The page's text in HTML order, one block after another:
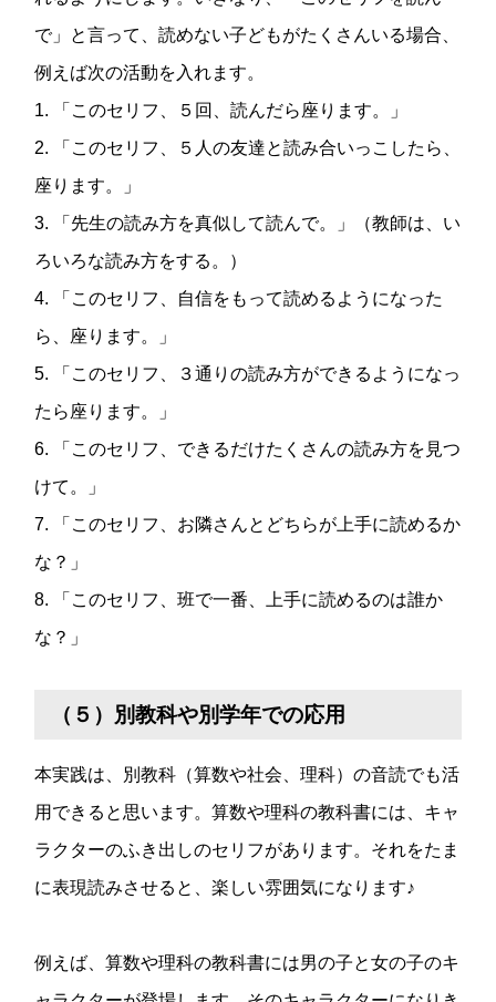
で」と言って、読めない子どもがたくさんいる場合、
例えば次の活動を入れます。
1. 「このセリフ、５回、読んだら座ります。」
2. 「このセリフ、５人の友達と読み合いっこしたら、
座ります。」
3. 「先生の読み方を真似して読んで。」（教師は、い
ろいろな読み方をする。）
4. 「このセリフ、自信をもって読めるようになった
ら、座ります。」
5. 「このセリフ、３通りの読み方ができるようになっ
たら座ります。」
6. 「このセリフ、できるだけたくさんの読み方を見つ
けて。」
7. 「このセリフ、お隣さんとどちらが上手に読めるか
な？」
8. 「このセリフ、班で一番、上手に読めるのは誰か
な？」
（５）別教科や別学年での応用
本実践は、別教科（算数や社会、理科）の音読でも活
用できると思います。算数や理科の教科書には、キャ
ラクターのふき出しのセリフがあります。それをたま
に表現読みさせると、楽しい雰囲気になります♪
例えば、算数や理科の教科書には男の子と女の子のキ